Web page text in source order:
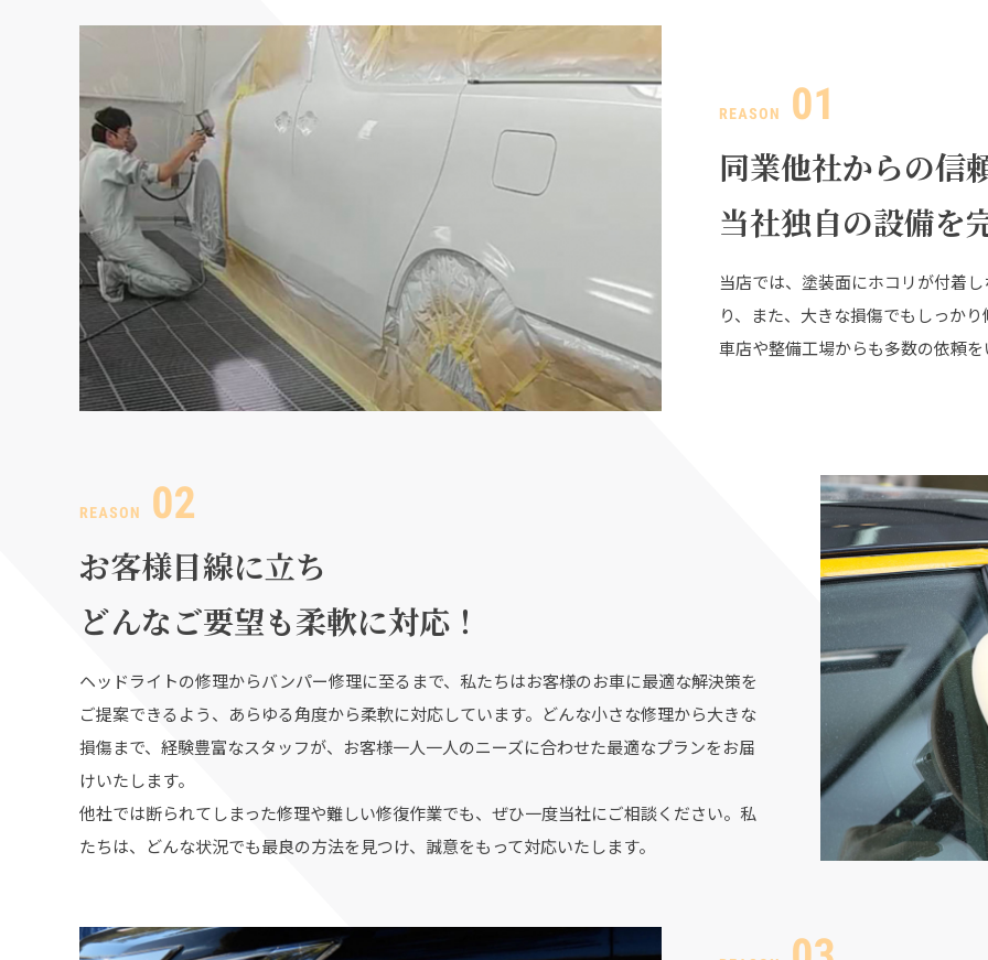
同業他社からの信
当社独自の設備を
当店では、塗装面にホコリが付着
り、また、大きな損傷でもしっか
車店や整備工場からも多数の依頼
お客様目線に立ち
どんなご要望も柔軟に対応！
ヘッドライトの修理からバンパー修理に至るまで、私たちはお客様のお車に最適な解決策を
ご提案できるよう、あらゆる角度から柔軟に対応しています。どんな小さな修理から大きな
損傷まで、経験豊富なスタッフが、お客様一人一人のニーズに合わせた最適なプランをお届
けいたします。
他社では断られてしまった修理や難しい修復作業でも、ぜひ一度当社にご相談ください。私
たちは、どんな状況でも最良の方法を見つけ、誠意をもって対応いたします。